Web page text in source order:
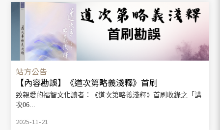
站方公告
【內容勘誤】《道次第略義淺釋》首刷
致親愛的福智文化讀者：《道次第略義淺釋》首刷收錄之「講
次06...
2025-11-21